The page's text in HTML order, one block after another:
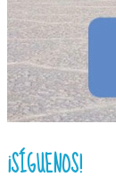
¡SÍGUENOS!